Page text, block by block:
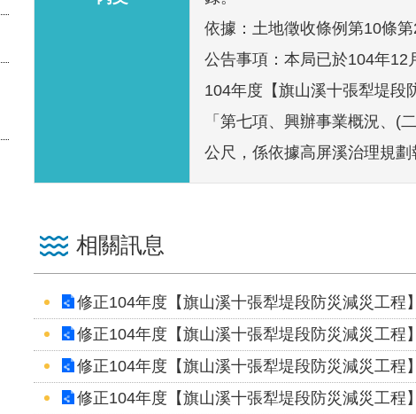
依據：土地徵收條例第10條第
公告事項：本局已於104年12
104年度【旗山溪十張犁堤段
「第七項、興辦事業概況、(
公尺，係依據高屏溪治理規劃
相關訊息
修正104年度【旗山溪十張犁堤段防災減災工程
修正104年度【旗山溪十張犁堤段防災減災工程
修正104年度【旗山溪十張犁堤段防災減災工程
修正104年度【旗山溪十張犁堤段防災減災工程